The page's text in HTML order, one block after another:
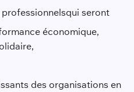
qui seront
économique,
des organisations en